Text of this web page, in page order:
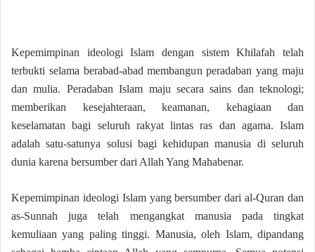
Kepemimpinan ideologi Islam dengan sistem Khilafah telah
terbukti selama berabad-abad membangun peradaban yang maju
dan mulia. Peradaban Islam maju secara sains dan teknologi;
memberikan kesejahteraan, keamanan, kehagiaan dan
keselamatan bagi seluruh rakyat lintas ras dan agama. Islam
adalah satu-satunya solusi bagi kehidupan manusia di seluruh
dunia karena bersumber dari Allah Yang Mahabenar.
Kepemimpinan ideologi Islam yang bersumber dari al-Quran dan
as-Sunnah juga telah mengangkat manusia pada tingkat
kemuliaan yang paling tinggi. Manusia, oleh Islam, dipandang